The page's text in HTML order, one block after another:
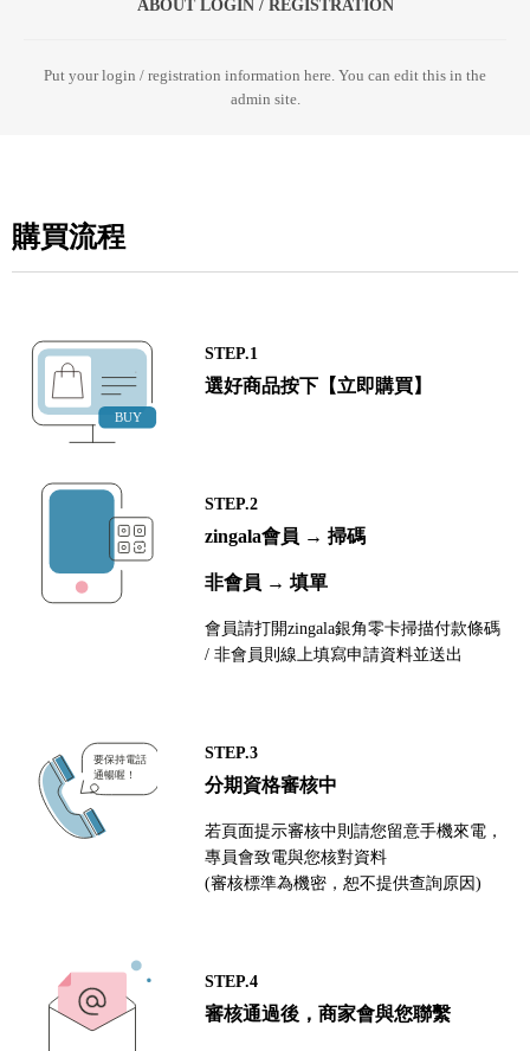
ABOUT LOGIN / REGISTRATION
Put your login / registration information here. You can edit this in the
admin site.
購買流程
STEP.1
選好商品按下【立即購買】
STEP.2
zingala會員 → 掃碼
非會員 → 填單
會員請打開zingala銀角零卡掃描付款條碼
/ 非會員則線上填寫申請資料並送出
STEP.3
分期資格審核中
若頁面提示審核中則請您留意手機來電，
專員會致電與您核對資料
(審核標準為機密，恕不提供查詢原因)
STEP.4
審核通過後，商家會與您聯繫